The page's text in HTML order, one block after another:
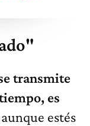
transmite
es
estés